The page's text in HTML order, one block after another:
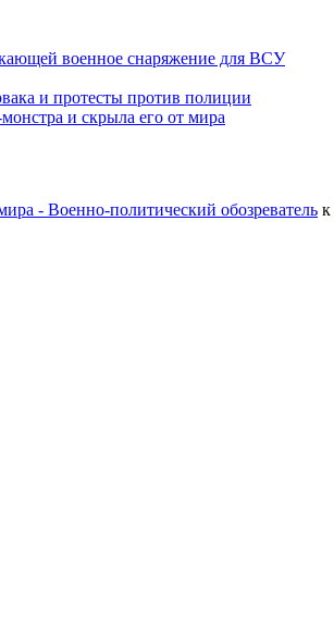
военное снаряжение для ВСУ
и протесты против полиции
и скрыла его от мира
- Военно-политический обозреватель к